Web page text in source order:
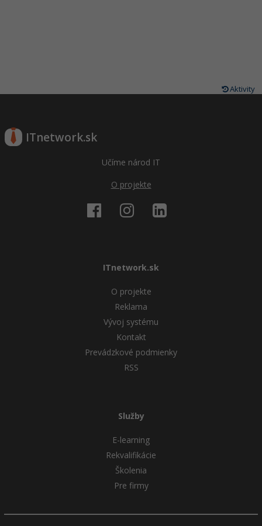
Aktivity
ITnetwork.sk
Učíme národ IT
O projekte
ITnetwork.sk
O projekte
Reklama
Vývoj systému
Kontakt
Prevádzkové podmienky
RSS
Služby
E-learning
Rekvalifikácie
Školenia
Pre firmy